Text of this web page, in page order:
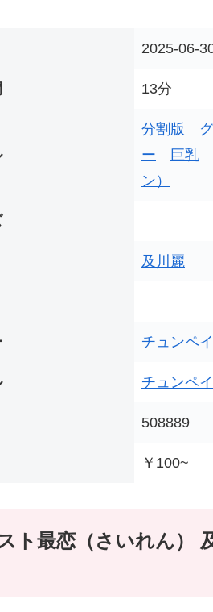
2025-06-
13分
分割版
ー
巨乳
ン）
及川麗
チュンペイ
チュンペ
508889
￥100~
ト最恋（さいれん）